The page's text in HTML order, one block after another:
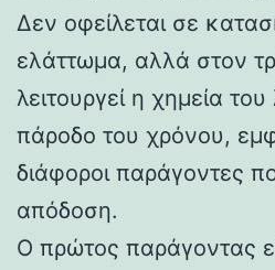
Δεν οφείλεται σε
ελάττωμα, αλλά στον
λειτουργεί η χημεία
πάροδο του χρόνου,
διάφοροι παράγοντες
απόδοση.
Ο πρώτος παράγοντας